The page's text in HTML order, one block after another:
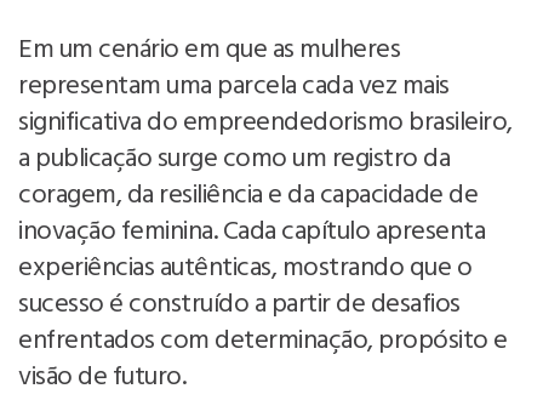
Em um cenário em que as mulheres
representam uma parcela cada vez mais
significativa do empreendedorismo brasileiro,
a publicação surge como um registro da
coragem, da resiliência e da capacidade de
inovação feminina. Cada capítulo apresenta
experiências autênticas, mostrando que o
sucesso é construído a partir de desafios
enfrentados com determinação, propósito e
visão de futuro.